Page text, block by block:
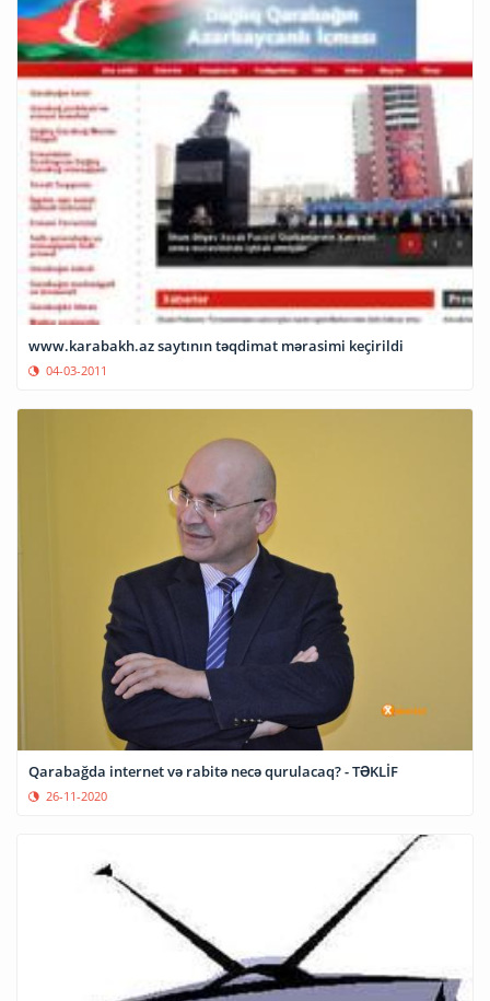
www.karabakh.az saytının təqdimat mərasimi keçirildi
04-03-2011
Qarabağda internet və rabitə necə qurulacaq? - TƏKLİF
26-11-2020